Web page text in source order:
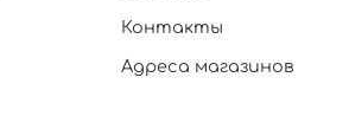
Контакты
Адреса магазинов